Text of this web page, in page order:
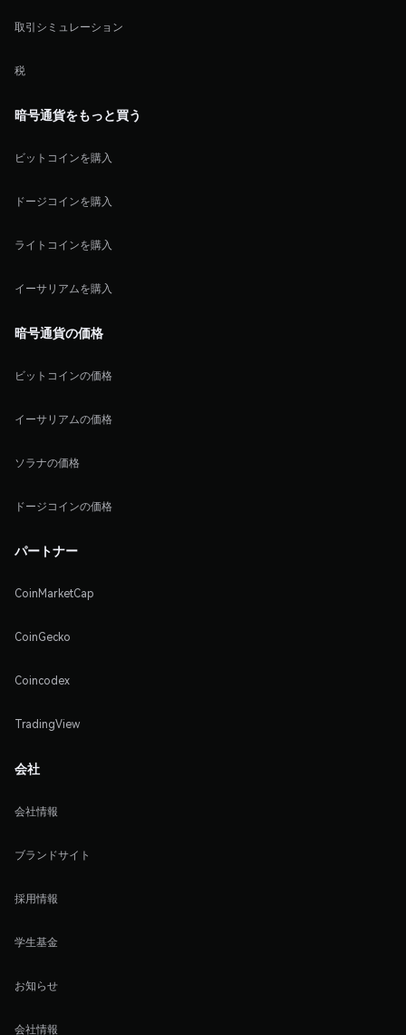
取引シミュレーション
税
暗号通貨をもっと買う
ビットコインを購入
ドージコインを購入
ライトコインを購入
イーサリアムを購入
暗号通貨の価格
ビットコインの価格
イーサリアムの価格
ソラナの価格
ドージコインの価格
パートナー
CoinMarketCap
CoinGecko
Coincodex
TradingView
会社
会社情報
ブランドサイト
採用情報
学生基金
お知らせ
会社情報